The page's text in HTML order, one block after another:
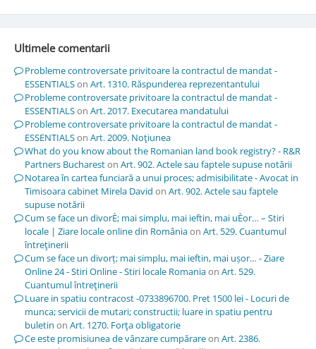
Ultimele comentarii
Probleme controversate privitoare la contractul de mandat -
ESSENTIALSon Art. 1310. Răspunderea reprezentantului
Probleme controversate privitoare la contractul de mandat -
ESSENTIALSon Art. 2017. Executarea mandatului
Probleme controversate privitoare la contractul de mandat -
ESSENTIALSon Art. 2009. Noţiunea
What do you know about the Romanian land book registry? - R&R
Partners Buchareston Art. 902. Actele sau faptele supuse notării
Notarea în cartea funciară a unui proces; admisibilitate - Avocat in
Timisoara cabinet Mirela David on Art. 902. Actele sau faptele
supuse notării
Cum se face un divorÈ; mai simplu, mai ieftin, mai uÈor… – Stiri
locale | Ziare locale online din Româniaon Art. 529. Cuantumul
întreţinerii
Cum se face un divorț; mai simplu, mai ieftin, mai ușor… - Ziare
Online 24 - Stiri Online - Stiri locale Romaniaon Art. 529.
Cuantumul întreţinerii
Luare in spatiu contracost -0733896700. Pret 1500 lei - Locuri de
munca; servicii de mutari; constructii; luare in spatiu pentru
buletin on Art. 1270. Forţa obligatorie
Ce este promisiunea de vânzare cumpărareon Art. 2386.